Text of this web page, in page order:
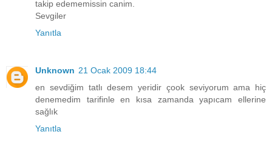
takip edememissin canim.
Sevgiler
Yanıtla
Unknown 21 Ocak 2009 18:44
en sevdiğim tatlı desem yeridir çook seviyorum ama hiç
denemedim tarifinle en kısa zamanda yapıcam ellerine
sağlık
Yanıtla